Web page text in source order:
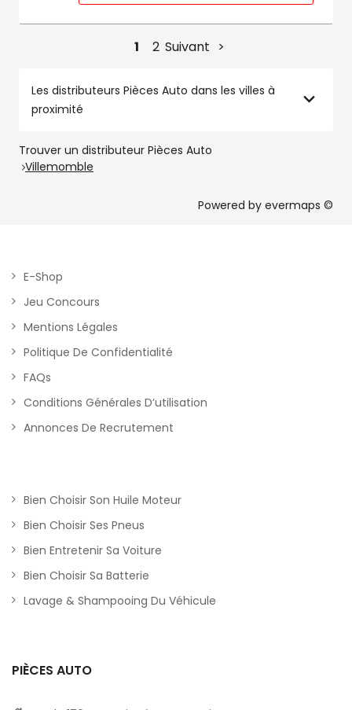
1 2 Suivant
Les distributeurs Pièces Auto dans les villes à
proximité
Trouver un distributeur Pièces Auto
Villemomble
Powered by evermaps ©
E-Shop
Jeu Concours
Mentions Légales
Politique De Confidentialité
FAQs
Conditions Générales D’utilisation
Annonces De Recrutement
Bien Choisir Son Huile Moteur
Bien Choisir Ses Pneus
Bien Entretenir Sa Voiture
Bien Choisir Sa Batterie
Lavage & Shampooing Du Véhicule
PIÈCES AUTO